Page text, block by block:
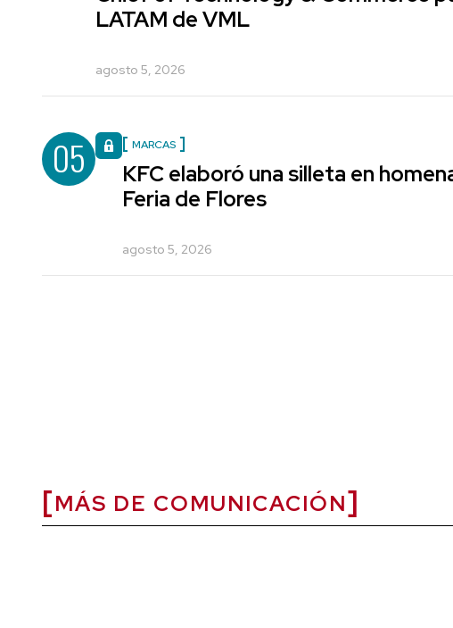
LATAM de VML
agosto 5, 2026
05 MARCAS
KFC elaboró una silleta en
Feria de Flores
agosto 5, 2026
MÁS DE COMUNICACIÓN